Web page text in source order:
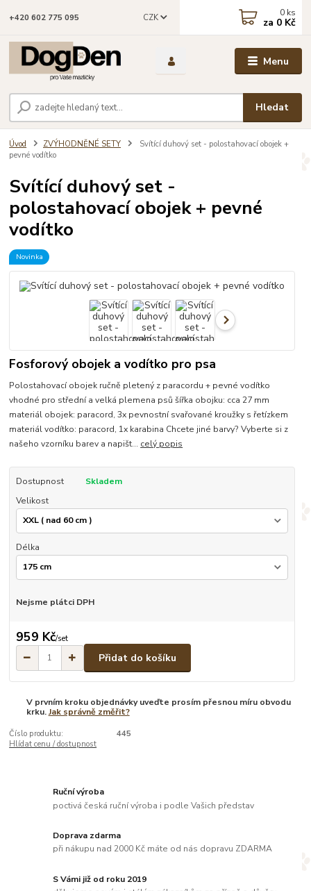
Menu
CZK
Hledat
+420 602 775 095 0 ks
za 0 Kč
Úvod ZVÝHODNĚNÉ SETY
Svítící duhový set - polostahovací obojek +
pevné vodítko
Svítící duhový set -
polostahovací obojek + pevné
vodítko
Novinka
Fosforový obojek a vodítko pro psa
Polostahovací obojek ručně pletený z paracordu + pevné vodítko
vhodné pro střední a velká plemena psů šířka obojku: cca 27 mm
materiál obojek: paracord, 3x pevnostní svařované kroužky s řetízkem
materiál vodítko: paracord, 1x karabina Chcete jiné barvy? Vyberte si z
našeho vzorníku barev a napišt... celý popis
Dostupnost
Skladem
Velikost
Délka
Nejsme plátci DPH
959 Kč/set
Přidat do košíku
V prvním kroku objednávky uveďte prosím přesnou míru obvodu
krku.Jak správně změřit?
Číslo produktu:
445
Hlídat cenu / dostupnost
Ruční výroba
poctivá česká ruční výroba i podle Vašich představ
Doprava zdarma
při nákupu nad 2000 Kč máte od nás dopravu ZDARMA
S Vámi již od roku 2019